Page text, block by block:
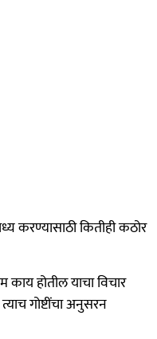
करण्यासाठी कितीही कठोर
काय होतील याचा विचार
गोष्टींचा अनुसरन